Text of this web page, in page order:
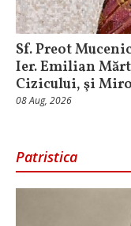
Sf. Preot
Ier. Emilian
Cizicului, şi
08 Aug, 2026
Patristica